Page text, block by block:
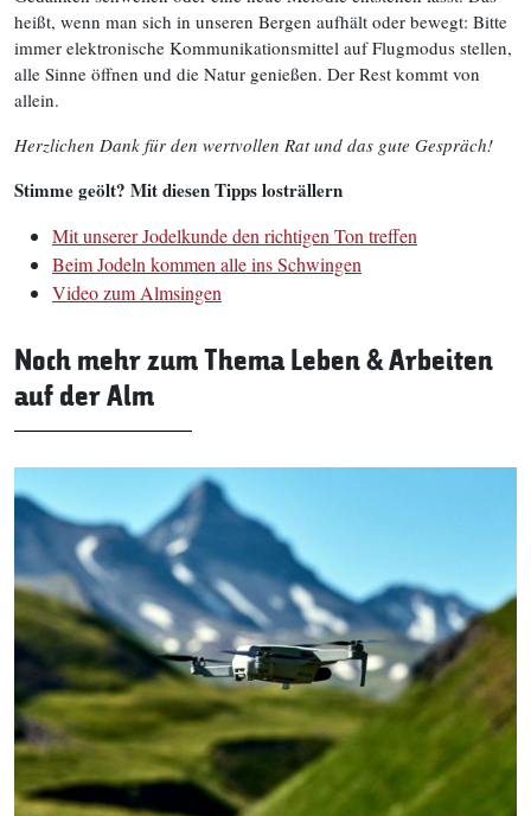
heißt, wenn man sich in unseren Bergen aufhält oder bewegt: Bitte
immer elektronische Kommunikationsmittel auf Flugmodus stellen,
alle Sinne öffnen und die Natur genießen. Der Rest kommt von
allein.
Herzlichen Dank für den wertvollen Rat und das gute Gespräch!
Stimme geölt? Mit diesen Tipps losträllern
Mit unserer Jodelkunde den richtigen Ton treffen
Beim Jodeln kommen alle ins Schwingen
Video zum Almsingen
Noch mehr zum Thema Leben & Arbeiten
auf der Alm